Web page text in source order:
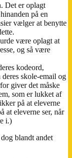
Det er oplagt
på en
vælger at benytte
være oplagt at
og så være
kodeord,
deres skole-email og
giver det måske
som er lukket af
på at eleverne
at eleverne ser, når
i.)
blandt andet